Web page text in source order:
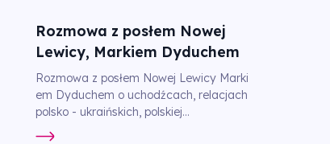
Rozmowa z posłem Nowej
Lewicy, Markiem Dyduchem
Rozmowa z posłem Nowej Lewicy Marki
em Dyduchem o uchodźcach, relacjach
polsko - ukraińskich, polskiej...